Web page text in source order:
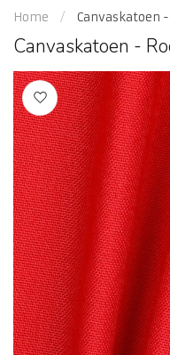
Home / Canvaskatoen -
Canvaskatoen -